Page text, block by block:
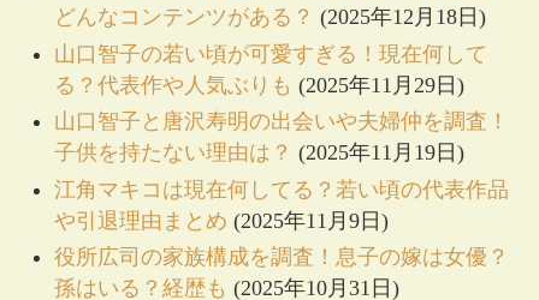
どんなコンテンツがある？ (2025年12月18日)
山口智子の若い頃が可愛すぎる！現在何して
る？代表作や人気ぶりも (2025年11月29日)
山口智子と唐沢寿明の出会いや夫婦仲を調査！
子供を持たない理由は？ (2025年11月19日)
江角マキコは現在何してる？若い頃の代表作品
や引退理由まとめ (2025年11月9日)
役所広司の家族構成を調査！息子の嫁は女優？
孫はいる？経歴も (2025年10月31日)